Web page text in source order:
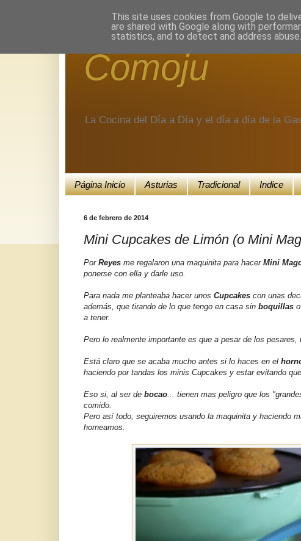
Comoju
La Cocina del Día a Día y el día a día de la
Página Inicio Asturias Tradicional Indice
6 de febrero de 2014
Mini Cupcakes de Limón (o Mini
Por Reyes me regalaron una maquinita para hacer Mini
ponerse con ella y darle uso.
Para nada me planteaba hacer unos Cupcakes con unas
además, que tirando de lo que tengo en casa sin boquillas
a tener.
Pero lo realmente importante es que a pesar de los pesares,
Está claro que se acaba mucho antes si lo haces en el
haciendo por tandas los minis Cupcakes y estar evitando
Eso si, al ser de bocao ... tienen mas peligro que los
comido.
Pero así todo, seguiremos usando la maquinita y haciendo
horneamos.
This site uses cookies from Google to
are shared with Google along with
statistics, and to detect and address abuse.